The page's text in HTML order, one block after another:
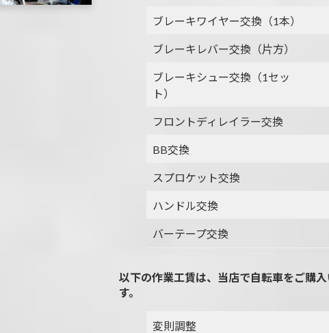
ブレーキワイヤー交換（1本）
ブレーキレバー交換（片方）
ブレーキシュー交換（1セッ
ト）
フロントディレイラー交換
BB交換
スプロケット交換
ハンドル交換
バーテープ交換
以下の作業工賃は、当店で自転車をご購
す。
変則調整